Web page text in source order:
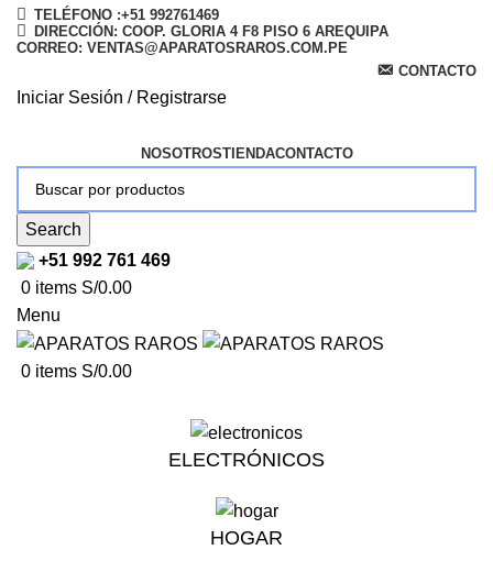
TELÉFONO :+51 992761469
DIRECCIÓN: COOP. GLORIA 4 F8 PISO 6 AREQUIPA
CORREO: VENTAS@APARATOSRAROS.COM.PE
CONTACTO
Iniciar Sesión / Registrarse
NOSOTROSTIENDACONTACTO
Search
+51 992 761 469
0 items S/0.00
Menu
0 items S/0.00
ELECTRÓNICOS
HOGAR